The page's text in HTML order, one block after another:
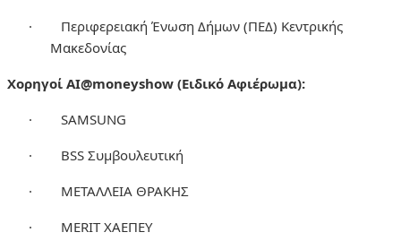
· Περιφερειακή Ένωση Δήμων (ΠΕΔ) Κεντρικής
Μακεδονίας
Χορηγοί AI@moneyshow (Ειδικό Αφιέρωμα):
· SAMSUNG
· BSS Συμβουλευτική
· ΜΕΤΑΛΛΕΙΑ ΘΡΑΚΗΣ
· MERIT ΧΑΕΠΕΥ